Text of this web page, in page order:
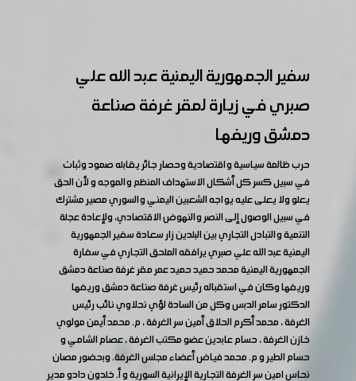
سفير الجمهورية اليمنية عبد الله علي
صبري في زيارة لمقر غرفة صناعة
دمشق وريفها
حرب ظالمة سياسية واقتصادية وحصار جائر يقابله صمود وثبات
في سبيل كسر كل أشكال الاستهداف المنظم والموجه و لأن الحق
يعلو ولا يعلى عليه يواجه الشعبين اليمني والسوري مصير مشترك
في سبيل الوصول إلى النصر والنهوض الاقتصادي، ولإعادة عجلة
التنمية والتبادل التجاري بين البلدين زار سعادة سفير الجمهورية
اليمنية عبد الله علي صبري يرافقه الملحق التجاري في سفارة
الجمهورية اليمنية محمد حميد حميد عمر مقر غرفة صناعة دمشق
وريفها وكان في استقباله رئيس غرفة صناعة دمشق وريفها
الدكتور سامر الدبس وكل من السادة لؤي نحلاوي نائب رئيس
الغرفة ، محمد أكرم الحلاق أمين سر الغرفة ، م. محمد أيمن مولوي
خازن الغرفة ، حسام عابدين عضو مكتب الغرفة ، عصام الشامي و
حسام الطير و م. محمد فياض أعضاء مجلس الغرفة. وبحضور مصان
نحاس امين سر الغرفة التجارية الإيرانية السورية و أ. خلدون دادو مدير